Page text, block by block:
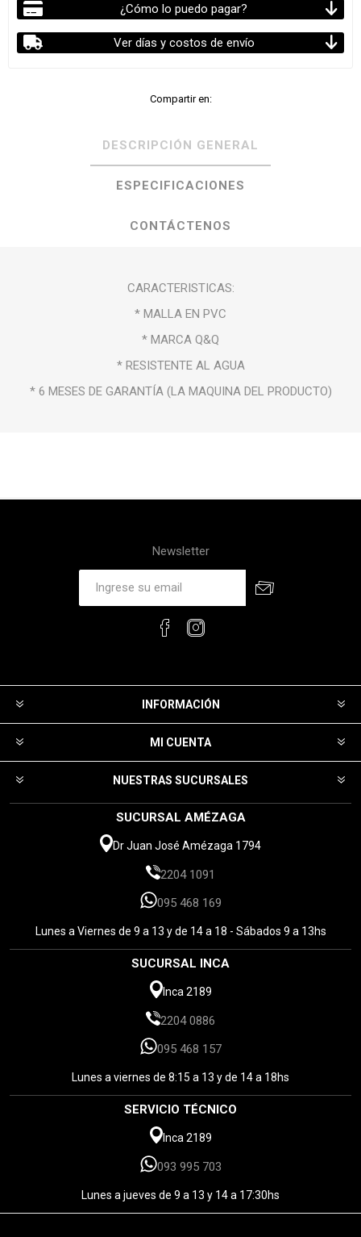
¿Cómo lo puedo pagar?
Ver días y costos de envío
Compartir en:
DESCRIPCIÓN GENERAL
ESPECIFICACIONES
CONTÁCTENOS
CARACTERISTICAS:
* MALLA EN PVC
* MARCA Q&Q
* RESISTENTE AL AGUA
* 6 MESES DE GARANTÍA (LA MAQUINA DEL PRODUCTO)
Newsletter
INFORMACIÓN
MI CUENTA
NUESTRAS SUCURSALES
SUCURSAL AMÉZAGA
Dr Juan José Amézaga 1794
2204 1091
095 468 169
Lunes a Viernes de 9 a 13 y de 14 a 18 - Sábados 9 a 13hs
SUCURSAL INCA
Inca 2189
2204 0886
095 468 157
Lunes a viernes de 8:15 a 13 y de 14 a 18hs
SERVICIO TÉCNICO
Inca 2189
093 995 703
Lunes a jueves de 9 a 13 y 14 a 17:30hs